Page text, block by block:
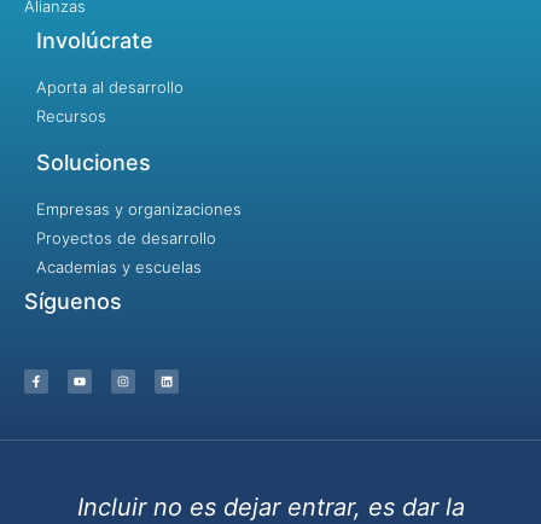
Alianzas
Involúcrate
Aporta al desarrollo
Recursos
Soluciones
Empresas y organizaciones
Proyectos de desarrollo
Academias y escuelas
Síguenos
Incluir no es dejar entrar, es dar la